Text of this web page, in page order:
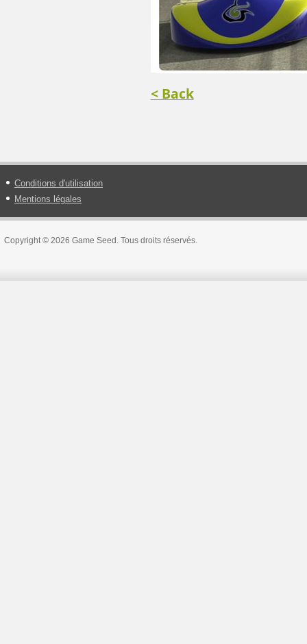
< Back
Conditions d'utilisation
Mentions légales
Copyright © 2026 Game Seed. Tous droits réservés.